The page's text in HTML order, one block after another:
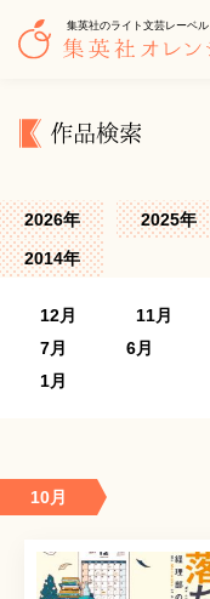
集英社のライト文芸レーベル
作品検索
2026年 2025年
2014年
12月 11月
7月
6月
1月
10月